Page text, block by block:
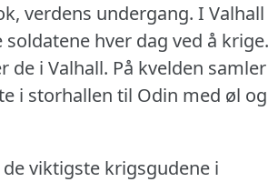
verdens undergang. I Valhall
hver dag ved å krige.
de i Valhall. På kvelden samler
i storhallen til Odin med øl og
viktigste krigsgudene i